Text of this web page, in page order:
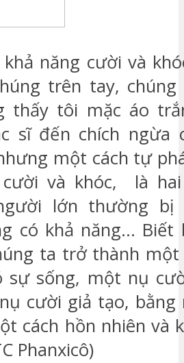
năng cười và
trên tay,
thấy tôi mặc áo
sĩ đến chích ngừa
một cách tự
cười và khóc, là
lớn thường bị
có khả năng… Biết
ta trở thành
sự sống, một nụ
cười giả tạo, bằng
cách hồn nhiên và
Phanxicô)